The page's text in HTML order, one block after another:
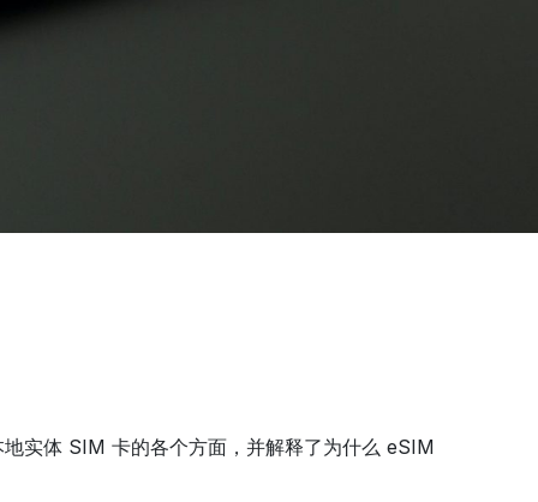
实体 SIM 卡的各个方面，并解释了为什么 eSIM